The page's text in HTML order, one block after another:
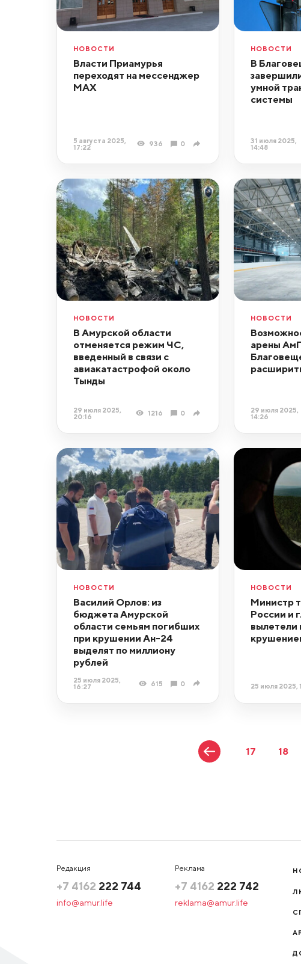
НОВОСТИ
Власти Приамурья
переходят на мессенджер
МАХ
5 августа 2025,
17:22
936 0
НОВОСТИ
В
умной
системы
31 июля 2025,
14:48
НОВОСТИ
В Амурской области
отменяется режим ЧС,
введенный в связи с
авиакатастрофой около
Тынды
29 июля 2025,
20:16
1216 0
НОВОСТИ
арены
29 июля 2025,
14:26
НОВОСТИ
Василий Орлов: из
бюджета Амурской
области семьям погибших
при крушении Ан-24
выделят по миллиону
рублей
25 июля 2025,
16:27
615 0
НОВОСТИ
Министр
России и
вылетели
25 июля 2025,
17 18
Редакция
+7 4162 222 744
info@amur.life
Реклама
+7 4162 222 742
reklama@amur.life